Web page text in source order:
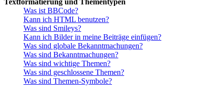
Textformatierung und Thementypen
Was ist BBCode?
Kann ich HTML benutzen?
Was sind Smileys?
Kann ich Bilder in meine Beiträge einfügen?
Was sind globale Bekanntmachungen?
Was sind Bekanntmachungen?
Was sind wichtige Themen?
Was sind geschlossene Themen?
Was sind Themen-Symbole?